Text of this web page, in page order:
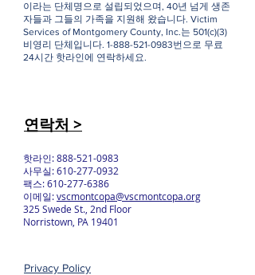
이라는 단체명으로 설립되었으며, 40년 넘게 생존
자들과 그들의 가족을 지원해 왔습니다. Victim
Services of Montgomery County, Inc.는 501(c)(3)
비영리 단체입니다. 1-888-521-0983번으로 무료
24시간 핫라인에 연락하세요.
연락처 >
핫라인:888-521-0983
사무실:610-277-0932
팩스:610-277-6386
이메일:vscmontcopa@vscmontcopa.org
325 Swede St., 2nd Floor
Norristown, PA 19401
Privacy Policy